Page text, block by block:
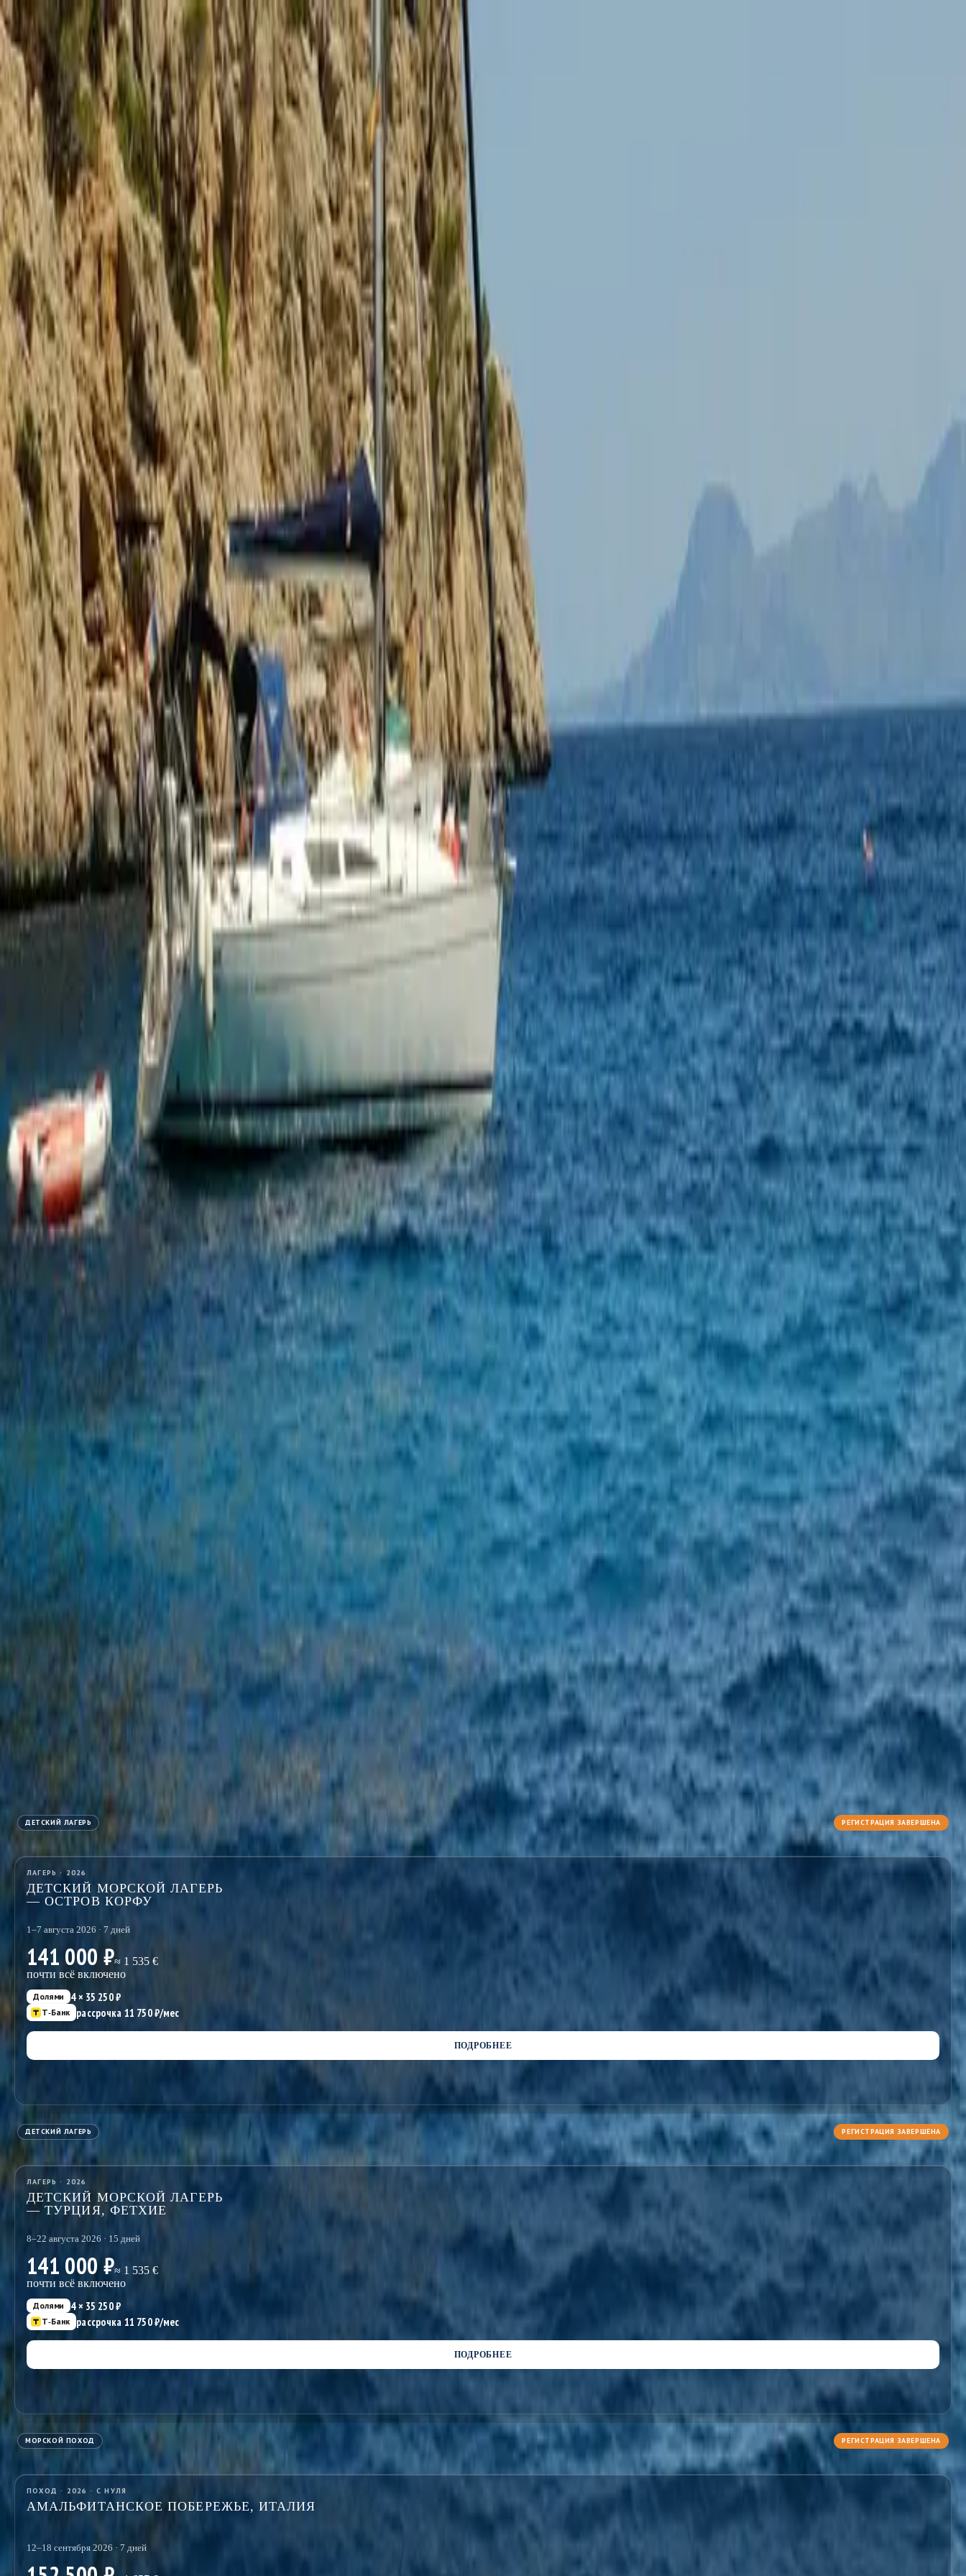
Перейти к содержанию
Походы
Обучение
Полезные статьи
О нас
Корп регатыДетская морская школа Связаться
Морские походы и экспедиции
Яхтенная школа и морские походы с 2003 года. Обучение яхтингу с нуля до Yachtmaster, курсы RYA, аренда яхты с капитаном. Греция · Италия · Исландия · Ирландия · Франция.
От 139 000 ₽ за поход · Рассрочка · Капитаны RYA / MCA Yachtmaster
год основания
2003
морских походов
200+
участников
1200+
Выбрать поход
↓ Программа походов (PDF)
Ионические острова
Амальфи
Ирландия
Исландия
Италия
Ближайшие походы и экспедиции
ДЕТСКИЙ ЛАГЕРЬ РЕГИСТРАЦИЯ ЗАВЕРШЕНА
ЛАГЕРЬ · 2026
ДЕТСКИЙ МОРСКОЙ ЛАГЕРЬ
— ОСТРОВ КОРФУ
1–7 августа 2026 · 7 дней
141 000 ₽≈ 1 535€
почти всё включено
Долями 4 × 35 250₽
Т‑Банк рассрочка 11 750₽/мес
ПОДРОБНЕЕ
ДЕТСКИЙ ЛАГЕРЬ РЕГИСТРАЦИЯ ЗАВЕРШЕНА
ЛАГЕРЬ · 2026
ДЕТСКИЙ МОРСКОЙ ЛАГЕРЬ
— ТУРЦИЯ, ФЕТХИЕ
8–22 августа 2026 · 15 дней
141 000 ₽≈ 1 535€
почти всё включено
Долями 4 × 35 250₽
Т‑Банк рассрочка 11 750₽/мес
ПОДРОБНЕЕ
МОРСКОЙ ПОХОД РЕГИСТРАЦИЯ ЗАВЕРШЕНА
ПОХОД · 2026 · С НУЛЯ
АМАЛЬФИТАНСКОЕ ПОБЕРЕЖЬЕ, ИТАЛИЯ
12–18 сентября 2026 · 7 дней